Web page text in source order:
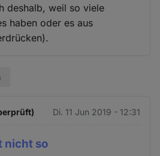
deshalb, weil so viele
haben oder es aus
Di. 11 Jun 2019 - 12:31
nicht so